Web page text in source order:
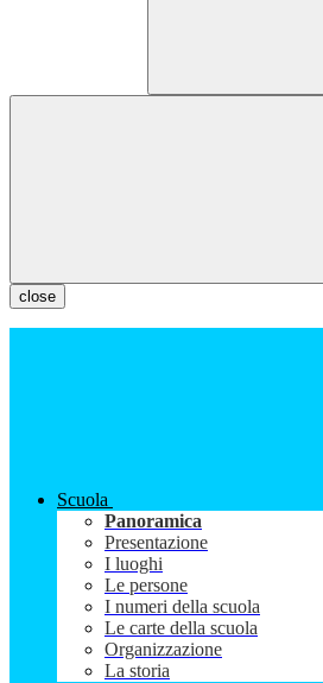
close
Scuola
Panoramica
Presentazione
I luoghi
Le persone
I numeri della scuola
Le carte della scuola
Organizzazione
La storia